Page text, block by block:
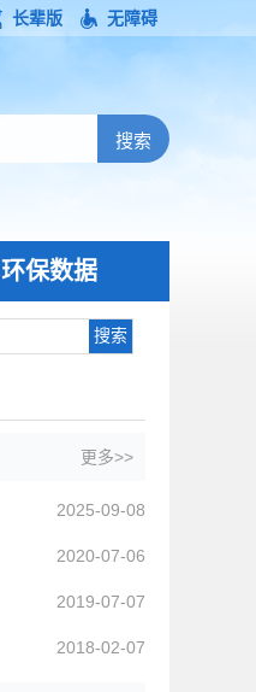
长辈版 无障碍
环保数据
更多>>
2025-09-08
2020-07-06
2019-07-07
2018-02-07